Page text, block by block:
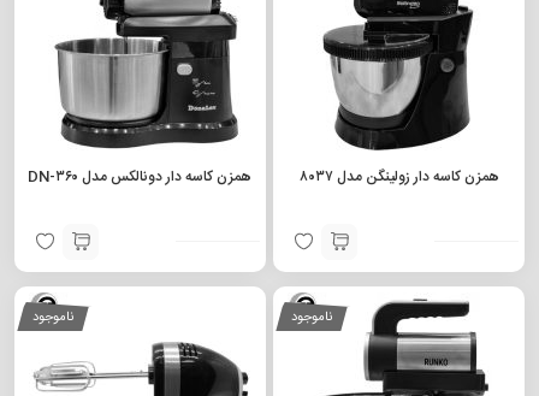
همزن کاسه دار زولینگن مدل ۸۰۳۷ همزن کاسه دار دونالکس مدل DN-۳۶۰
ناموجود ناموجود